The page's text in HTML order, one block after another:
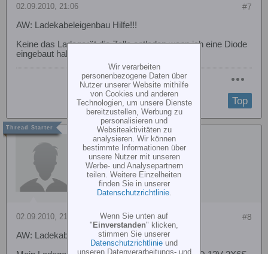
#7
02.09.2010, 21:06
AW: Ladekabeleigenbau Hilfe!!!
Keine das Ladegerät die Zelle entladen wenn ich eine Diode
eingebaut habe?
Top
Roooocky1986
#8
02.09.2010, 21:08
AW: Ladekabeleigenbau Hilfe!!!
Wir verarbeiten
personenbezogene Daten über
Nutzer unserer Website mithilfe
von Cookies und anderen
Technologien, um unsere Dienste
bereitzustellen, Werbung zu
personalisieren und
Websiteaktivitäten zu
analysieren. Wir können
bestimmte Informationen über
unsere Nutzer mit unseren
Werbe- und Analysepartnern
teilen. Weitere Einzelheiten
finden Sie in unserer
Datenschutzrichtlinie.
Wenn Sie unten auf
"Einverstanden" klicken,
stimmen Sie unserer
Datenschutzrichtlinie und
unseren Datenverarbeitungs- und